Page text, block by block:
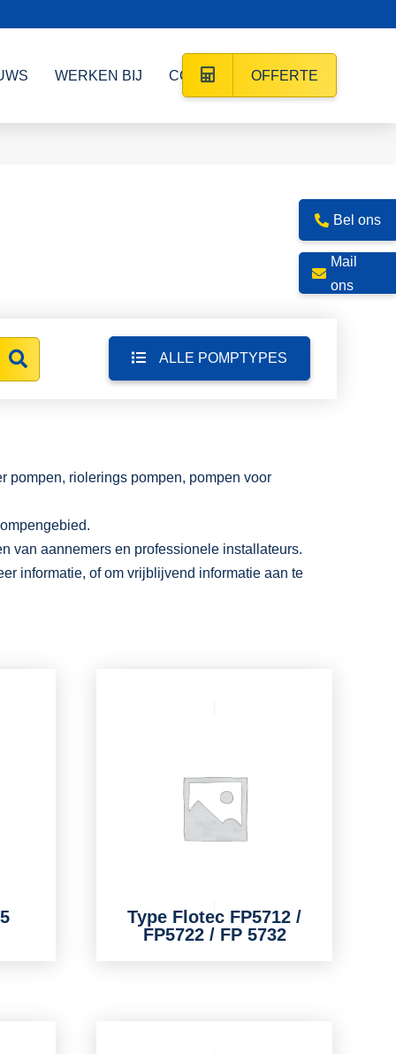
WERKEN BIJ CONTACT OFFERTE
ALLE POMPTYPES
pompen, riolerings pompen, pompen voor
van aannemers en professionele installateurs.
informatie, of om vrijblijvend informatie aan te
Type Flotec FP5712 /
FP5722 / FP 5732
Bel ons
Mail
ons